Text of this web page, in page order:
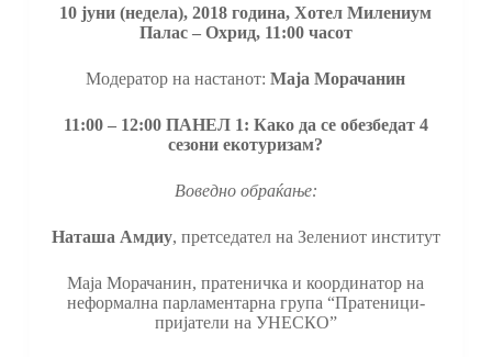
10 јуни (недела), 2018 година, Хотел Милениум
Палас – Охрид, 11:00часот
Модератор на настанот:MajaМорачанин
11:00 – 12:00 ПАНЕЛ 1: Како да се обезбедат 4
сезони екотуризам?
Воведно обраќање:
Наташа Амдиу, претседател на Зелениот институт
Маја Морачанин, пратеничка и координатор на
неформална парламентарна група “Пратеници-
пријатели на УНЕСКО”